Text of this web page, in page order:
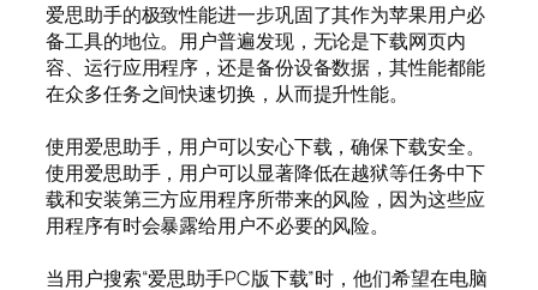
爱思助手的极致性能进一步巩固了其作为苹果用户必
备工具的地位。用户普遍发现，无论是下载网页内
容、运行应用程序，还是备份设备数据，其性能都能
在众多任务之间快速切换，从而提升性能。
使用爱思助手，用户可以安心下载，确保下载安全。
使用爱思助手，用户可以显著降低在越狱等任务中下
载和安装第三方应用程序所带来的风险，因为这些应
用程序有时会暴露给用户不必要的风险。
当用户搜索“爱思助手PC版下载”时，他们希望在电脑